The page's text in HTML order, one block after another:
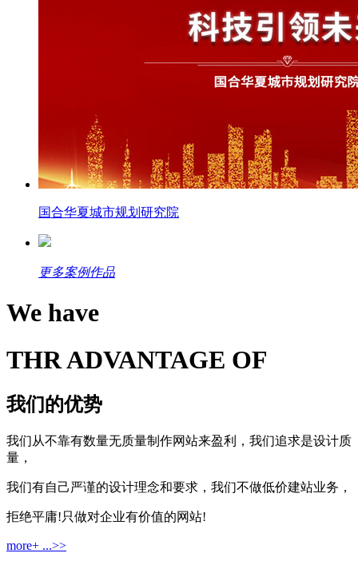
国合华夏城市规划研究院
更多案例作品
We have
THR ADVANTAGE OF
我们的优势
我们从不靠有数量无质量制作网站来盈利，我们追求是设计质
量，
我们有自己严谨的设计理念和要求，我们不做低价建站业务，
拒绝平庸!只做对企业有价值的网站!
more+ ...>>